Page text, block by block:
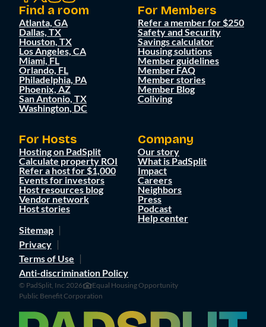
Find a room
Atlanta, GA
Dallas, TX
Houston, TX
Los Angeles, CA
Miami, FL
Orlando, FL
Philadelphia, PA
Phoenix, AZ
San Antonio, TX
Washington, DC
For Members
Refer a member for $250
Safety and Security
Savings calculator
Housing solutions
Member guidelines
Member FAQ
Member stories
Member Blog
Coliving
For Hosts
Hosting on PadSplit
Calculate property ROI
Refer a host for $1,000
Events for investors
Host resources blog
Vendor network
Host stories
Company
Our story
What is PadSplit
Impact
Careers
Neighbors
Press
Podcast
Help center
Sitemap
Privacy
Terms of Use
Anti-discrimination Policy
© PadSplit, Inc 2026
Equal Housing Opportunity
Public Benefit Corporation